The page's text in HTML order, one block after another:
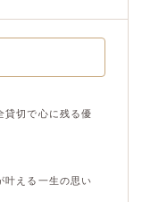
貸切で心に残る優
叶える一生の思い